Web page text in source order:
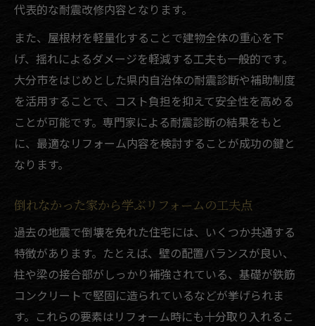
代表的な耐震改修内容となります。
また、屋根材を軽量化することで建物全体の重心を下
げ、揺れによるダメージを軽減する工夫も一般的です。
大分市をはじめとした県内自治体の耐震診断や補助制度
を活用することで、コスト負担を抑えて安全性を高める
ことが可能です。専門家による耐震診断の結果をもと
に、最適なリフォーム内容を検討することが成功の鍵と
なります。
倒れなかった家から学ぶリフォームの工夫点
過去の地震で倒壊を免れた住宅には、いくつか共通する
特徴があります。たとえば、壁の配置バランスが良い、
柱や梁の接合部がしっかり補強されている、基礎が鉄筋
コンクリートで堅固に造られているなどが挙げられま
す。これらの要素はリフォーム時にも十分取り入れるこ